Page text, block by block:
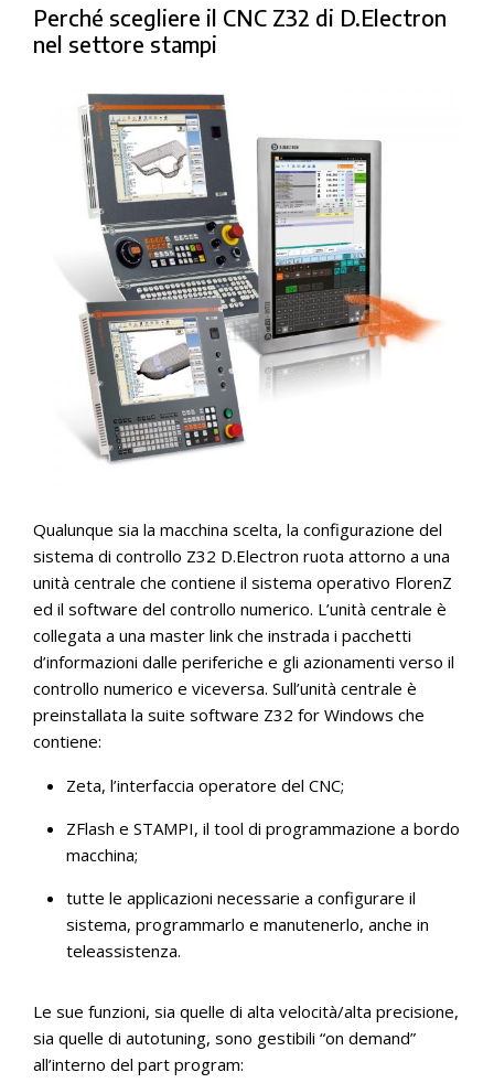
Perché scegliere il CNC Z32 di D.Electron
nel settore stampi
Qualunque sia la macchina scelta, la configurazione del
sistema di controllo Z32 D.Electron ruota attorno a una
unità centrale che contiene il sistema operativo FlorenZ
ed il software del controllo numerico. L’unità centrale è
collegata a una master link che instrada i pacchetti
d’informazioni dalle periferiche e gli azionamenti verso il
controllo numerico e viceversa. Sull’unità centrale è
preinstallata la suite software Z32 for Windows che
contiene:
Zeta, l’interfaccia operatore del CNC;
ZFlash e STAMPI, il tool di programmazione a bordo
macchina;
tutte le applicazioni necessarie a configurare il
sistema, programmarlo e manutenerlo, anche in
teleassistenza.
Le sue funzioni, sia quelle di alta velocità/alta precisione,
sia quelle di autotuning, sono gestibili “on demand”
all’interno del part program: